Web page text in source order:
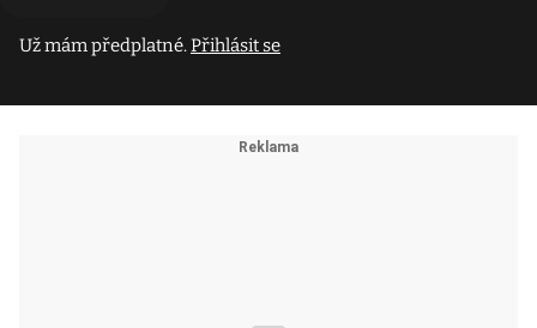
Už mám předplatné.Přihlásit se